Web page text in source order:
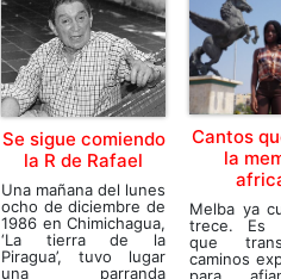
Se sigue comiendo
la R de Rafael
Una mañana del lunes
ocho de diciembre de
1986 en Chimichagua,
‘La tierra de la
Piragua’, tuvo lugar
una parranda
Cantos
la
Melba ya
trece. Es
que
caminos
para